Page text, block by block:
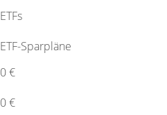
ETFs
ETF-Sparpläne
0 €
0 €